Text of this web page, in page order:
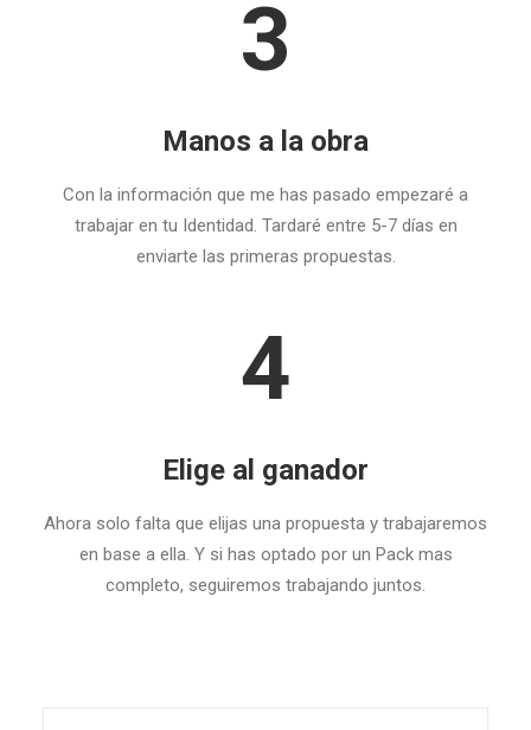
3
Manos a la obra
Con la información que me has pasado empezaré a
trabajar en tu Identidad. Tardaré entre 5-7 días en
enviarte las primeras propuestas.
4
Elige al ganador
Ahora solo falta que elijas una propuesta y trabajaremos
en base a ella. Y si has optado por un Pack mas
completo, seguiremos trabajando juntos.